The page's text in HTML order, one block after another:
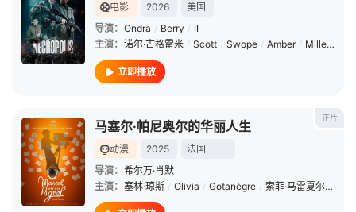
电影 2026
美国
导演： Ondra / Berry / II
主演： 诺尔·古格雷米 / Scott / Swope / Amber / Miller /
立即播放
正片
马塞尔·帕尼奥尔的华丽人生
动漫 2025
法国
导演： 希尔万·肖默
主演： 塞林·琼斯 / Olivia / Gotanègre / 索菲·马雷夏尔 /